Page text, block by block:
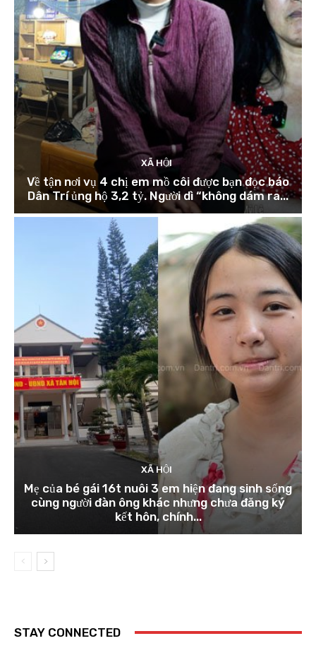
XÃ HỘI
Về tận nơi vụ 4 chị em mồ côi được bạn đọc báo
Dân Trí ủng hộ 3,2 tỷ. Người dì “không dám ra...
XÃ HỘI
Mẹ của bé gái 16t nuôi 3 em hiện đang sinh sống
cùng người đàn ông khác nhưng chưa đăng ký
kết hôn, chính...
STAY CONNECTED